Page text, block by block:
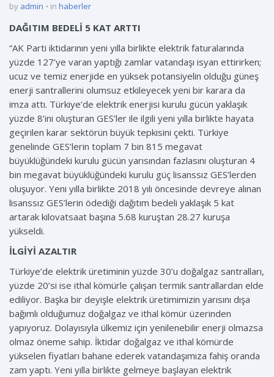
by admin in haberler
DAĞITIM BEDELİ 5 KAT ARTTI
“AK Parti iktidarının yeni yılla birlikte elektrik faturalarında
yüzde 127’ye varan yaptığı zamlar vatandaşı isyan ettirirken;
ucuz ve temiz enerjide en yüksek potansiyelin olduğu güneş
enerji santrallerini olumsuz etkileyecek yeni bir karara da
imza attı. Türkiye’de elektrik enerjisi kurulu gücün yaklaşık
yüzde 8’ini oluşturan GES’ler ile ilgili yeni yılla birlikte hayata
geçirilen karar sektörün büyük tepkisini çekti. Türkiye
genelinde GES’lerin toplam 7 bin 815 megavat
büyüklüğündeki kurulu gücün yarısından fazlasını oluşturan 4
bin megavat büyüklüğündeki kurulu güç lisanssız GES’lerden
oluşuyor. Yeni yılla birlikte 2018 yılı öncesinde devreye alınan
lisanssız GES’lerin ödediği dağıtım bedeli yaklaşık 5 kat
artarak kilovatsaat başına 5.68 kuruştan 28.27 kuruşa
yükseldi.
İLGİYİ AZALTIR
Türkiye’de elektrik üretiminin yüzde 30’u doğalgaz santralları,
yüzde 20’si ise ithal kömürle çalışan termik santrallardan elde
ediliyor. Başka bir deyişle elektrik üretimimizin yarısını dışa
bağımlı olduğumuz doğalgaz ve ithal kömür üzerinden
yapıyoruz. Dolayısıyla ülkemiz için yenilenebilir enerji olmazsa
olmaz öneme sahip. İktidar doğalgaz ve ithal kömürde
yükselen fiyatları bahane ederek vatandaşımıza fahiş oranda
zam yaptı. Yeni yılla birlikte gelmeye başlayan elektrik